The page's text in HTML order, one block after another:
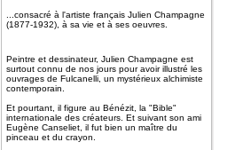
...consacré à l'artiste français Julien Champagne
(1877-1932), à sa vie et à ses oeuvres.
Peintre et dessinateur, Julien Champagne est
surtout connu de nos jours pour avoir illustré les
ouvrages de Fulcanelli, un mystérieux alchimiste
contemporain.
Et pourtant, il figure au Bénézit, la "Bible"
internationale des créateurs. Et suivant son ami
Eugène Canseliet, il fut bien un maître du
pinceau et du crayon.